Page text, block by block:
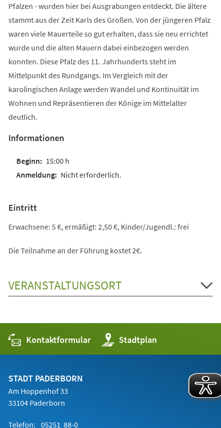
Pfalzen - wurden hier bei Ausgrabungen entdeckt. Die ältere
stammt aus der Zeit Karls des Großen. Von der jüngeren Pfalz
waren viele Mauerteile so gut erhalten, dass sie neu errichtet
wurde und die alten Mauern dabei einbezogen werden
konnten. Diese Pfalz des 11. Jahrhunderts steht im
Mittelpunkt des Rundgangs. Im Vergleich mit der
karolingischen Anlage werden Wandel und Kontinuität im
Wohnen und Repräsentieren der Könige im Mittelalter
deutlich.
Informationen
15:00 h
Nicht erforderlich.
Eintritt
Erwachsene: 5 €, ermäßigt: 2,50 €, Kinder/Jugendl.: frei
Die Teilnahme an der Führung kostet 2€.
VERANSTALTUNGSORT
Kontaktformular Stadtplan
(Öffnet
in
einem
STADT PADERBORN
Am Hoppenhof 33
33104 Paderborn
Telefon: 05251 88-0